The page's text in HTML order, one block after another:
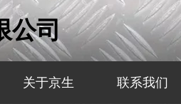
公司
关于京生 联系我们